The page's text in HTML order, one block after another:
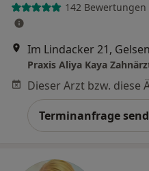
142 Bewertungen
Im Lindacker 21,
Praxis Aliya Kaya
Terminanfrage